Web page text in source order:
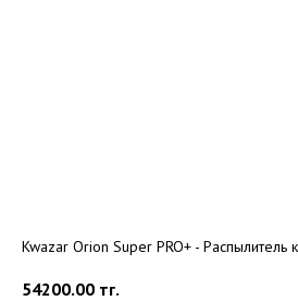
Kwazar Orion Super PRO+ - Распылитель
54200.00 тг.